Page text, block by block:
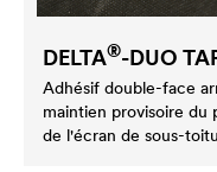
DELTA®-DUO
Adhésif double-face
maintien provisoire du
de l'écran de sous-